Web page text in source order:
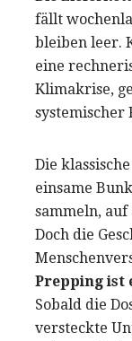
fällt
bleiben leer.
eine
Klimakrise,
systemischer
Die
einsame
sammeln,
Doch die
Prepping ist
Sobald die
versteckte